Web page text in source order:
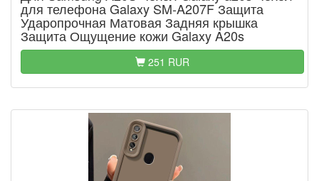
для телефона Galaxy SM-A207F Защита
Ударопрочная Матовая Задняя крышка
Защита Ощущение кожи Galaxy A20s
251 RUR